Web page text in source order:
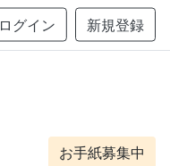
ログイン 新規登録
お手紙募集中